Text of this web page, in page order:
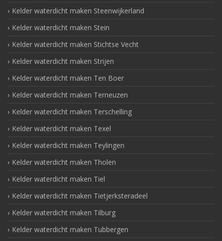
Kelder waterdicht maken Steenwijkerland
Kelder waterdicht maken Stein
Kelder waterdicht maken Stichtse Vecht
Kelder waterdicht maken Strijen
Kelder waterdicht maken Ten Boer
Kelder waterdicht maken Terneuzen
Kelder waterdicht maken Terschelling
Kelder waterdicht maken Texel
Kelder waterdicht maken Teylingen
Kelder waterdicht maken Tholen
Kelder waterdicht maken Tiel
Kelder waterdicht maken Tietjerksteradeel
Kelder waterdicht maken Tilburg
Kelder waterdicht maken Tubbergen